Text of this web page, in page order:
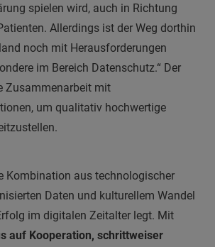
spielen wird, auch in Richtung
Allerdings ist der Weg dorthin
noch mit Herausforderungen
im Bereich Datenschutz.“ Der
Zusammenarbeit mit
um qualitativ hochwertige
Kombination aus technologischer
Daten und kulturellem Wandel
im digitalen Zeitalter legt. Mit
auf Kooperation, schrittweiser